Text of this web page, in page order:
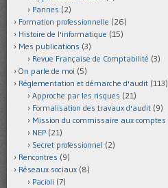
Pannes (2)
Formation professionnelle (26)
Histoire de l'informatique (15)
Mes publications (3)
Revue Française de Comptabilité (3)
On parle de moi (5)
Réglementation et démarche d'audit (113)
Approche par les risques (21)
Formalisation des travaux d'audit (9)
Mission du commissaire aux comptes
NEP (21)
Secret professionnel (2)
Rencontres (9)
Réseaux sociaux (8)
Pacioli (7)